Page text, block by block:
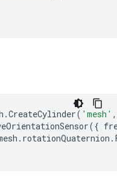
.CreateCylinder( 'mesh' ,
({
. rotationQuaternion .